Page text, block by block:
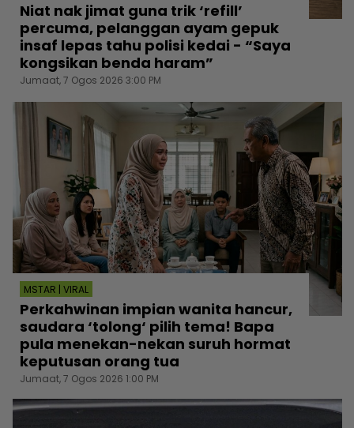
Niat nak jimat guna trik ‘refill’
percuma, pelanggan ayam gepuk
insaf lepas tahu polisi kedai - “Saya
kongsikan benda haram”
Jumaat, 7 Ogos 2026 3:00 PM
MSTAR | VIRAL
Perkahwinan impian wanita hancur,
saudara ‘tolong‘ pilih tema! Bapa
pula menekan-nekan suruh hormat
keputusan orang tua
Jumaat, 7 Ogos 2026 1:00 PM